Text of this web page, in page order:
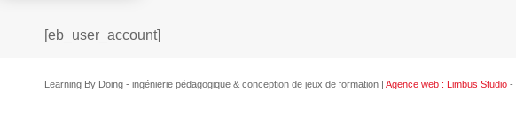
[eb_user_account]
Learning By Doing - ingénierie pédagogique & conception de jeux de formation | Agence web : Limbus Studio -